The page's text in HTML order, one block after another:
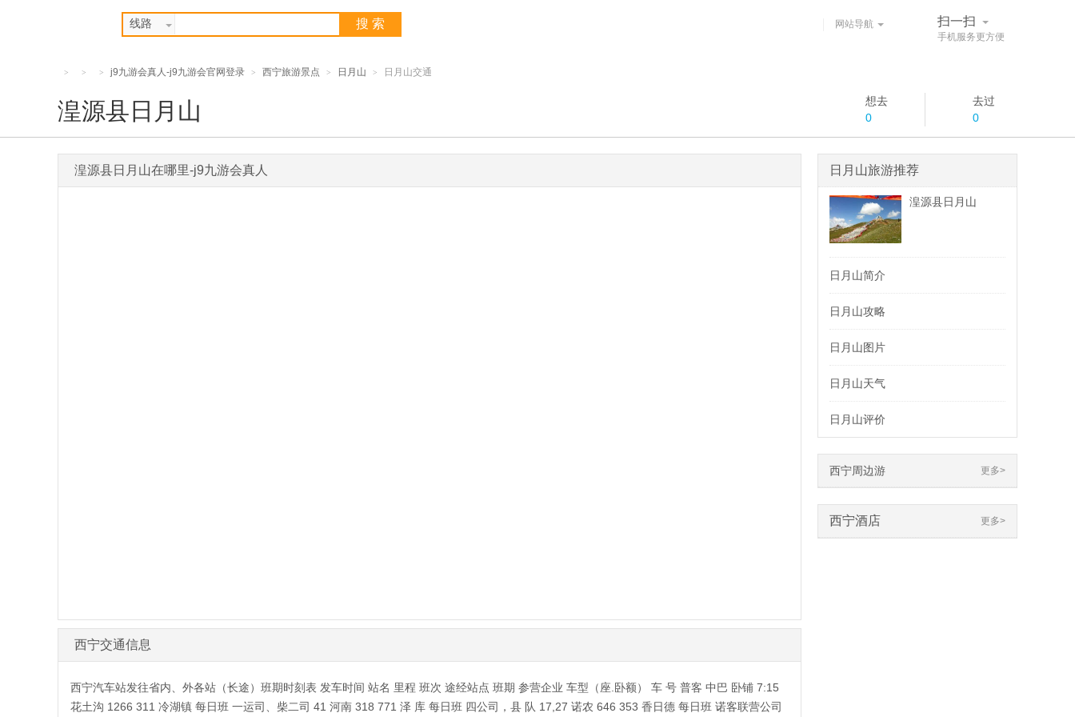
线路 搜 索 扫一扫
手机服务更方便
网站导航
> > > j9九游会真人-j9九游会官网登录 > 西宁旅游景点 > 日月山 > 日月山交通
湟源县日月山
想去
0
去过
0
湟源县日月山在哪里-j9九游会真人
西宁交通信息
西宁汽车站发往省内、外各站（长途）班期时刻表 发车时间 站名 里程 班次 途经站点 班期 参营企业 车型（座.卧额） 车 号 普客 中巴 卧铺 7:15
花土沟 1266 311 冷湖镇 每日班 一运司、柴二司 41 河南 318 771 泽 库 每日班 四公司，县 队 17,27 诺农 646 353 香日德 每日班 诺客联营公司
日月山旅游推荐
湟源县日月山
日月山简介
日月山攻略
日月山图片
日月山天气
日月山评价
更多>
西宁周边游
更多>
西宁酒店